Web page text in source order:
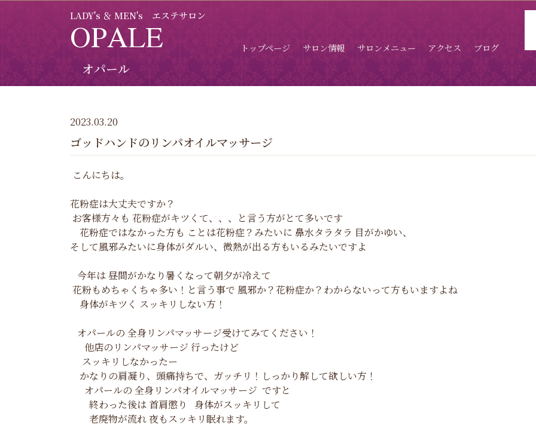
LADY's ＆ MEN's エステサロン
OPALE
オパール
トップページ サロン情報 サロンメニュー アクセス ブログ
2023.03.20
ゴッドハンドのリンパオイルマッサージ
こんにちは。
花粉症は大丈夫ですか？
お客様方々も 花粉症がキツくて、、、と言う方がとて多いです
花粉症ではなかった方も ことは花粉症？みたいに 鼻水タラタラ 目がかゆい、
そして風邪みたいに身体がダルい、微熱が出る方もいるみたいですよ
今年は 昼間がかなり暑くなって朝夕が冷えて
花粉もめちゃくちゃ多い！と言う事で 風邪か？花粉症か？わからないって方もいますよね
身体がキツく スッキリしない方！
オパールの 全身リンパマッサージ受けてみてください！
他店のリンパマッサージ 行ったけど
スッキリしなかったー
かなりの肩凝り、頭痛持ちで、ガッチリ！しっかり解して欲しい方！
オパールの 全身リンパオイルマッサージ ですと
終わった後は 首肩懲り 身体がスッキリして
老廃物が流れ 夜もスッキリ眠れます。